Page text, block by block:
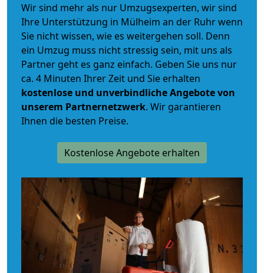
Wir sind mehr als nur Umzugsexperten, wir sind
Ihre Unterstützung in Mülheim an der Ruhr wenn
Sie nicht wissen, wie es weitergehen soll. Denn
ein Umzug muss nicht stressig sein, mit uns als
Partner geht es ganz einfach. Geben Sie uns nur
ca. 4 Minuten Ihrer Zeit und Sie erhalten
kostenlose und unverbindlicheAngebote von
unserem Partnernetzwerk. Wir garantieren
Ihnen die besten Preise.
Kostenlose Angebote erhalten